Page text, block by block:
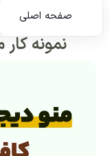
صفحه اصلی
نمونه کار